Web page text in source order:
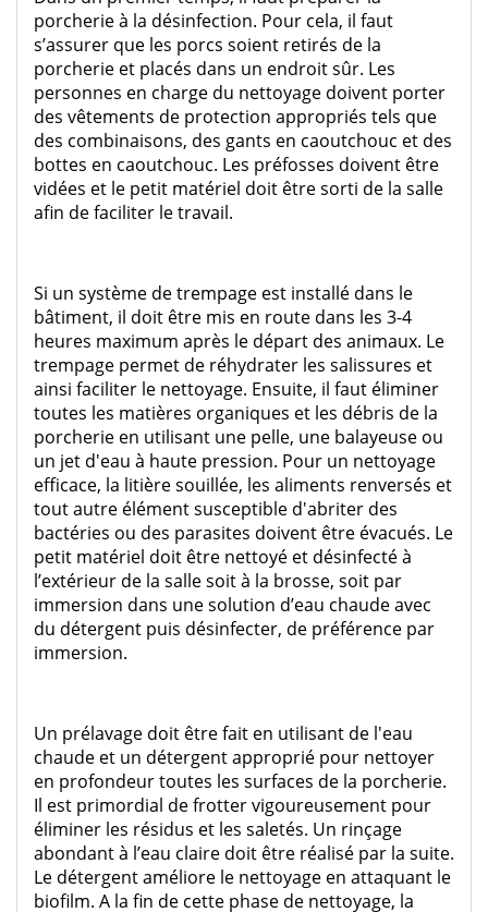
porcherie à la désinfection. Pour cela, il faut
s’assurer que les porcs soient retirés de la
porcherie et placés dans un endroit sûr. Les
personnes en charge du nettoyage doivent porter
des vêtements de protection appropriés tels que
des combinaisons, des gants en caoutchouc et des
bottes en caoutchouc. Les préfosses doivent être
vidées et le petit matériel doit être sorti de la salle
afin de faciliter le travail.
Si un système de trempage est installé dans le
bâtiment, il doit être mis en route dans les 3-4
heures maximum après le départ des animaux. Le
trempage permet de réhydrater les salissures et
ainsi faciliter le nettoyage. Ensuite, il faut éliminer
toutes les matières organiques et les débris de la
porcherie en utilisant une pelle, une balayeuse ou
un jet d'eau à haute pression. Pour un nettoyage
efficace, la litière souillée, les aliments renversés et
tout autre élément susceptible d'abriter des
bactéries ou des parasites doivent être évacués. Le
petit matériel doit être nettoyé et désinfecté à
l’extérieur de la salle soit à la brosse, soit par
immersion dans une solution d’eau chaude avec
du détergent puis désinfecter, de préférence par
immersion.
Un prélavage doit être fait en utilisant de l'eau
chaude et un détergent approprié pour nettoyer
en profondeur toutes les surfaces de la porcherie.
Il est primordial de frotter vigoureusement pour
éliminer les résidus et les saletés. Un rinçage
abondant à l’eau claire doit être réalisé par la suite.
Le détergent améliore le nettoyage en attaquant le
biofilm. A la fin de cette phase de nettoyage, la